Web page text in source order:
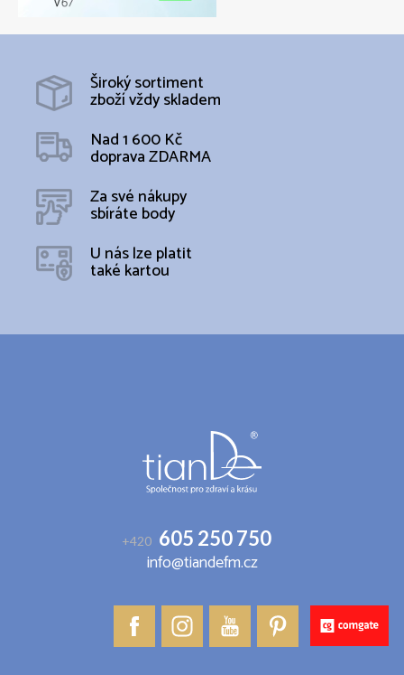
Široký sortiment
zboží vždy skladem
Nad 1 600 Kč
doprava ZDARMA
Za své nákupy
sbíráte body
U nás lze platit
také kartou
Z
+420 605 250 750
info@tiandefm.cz